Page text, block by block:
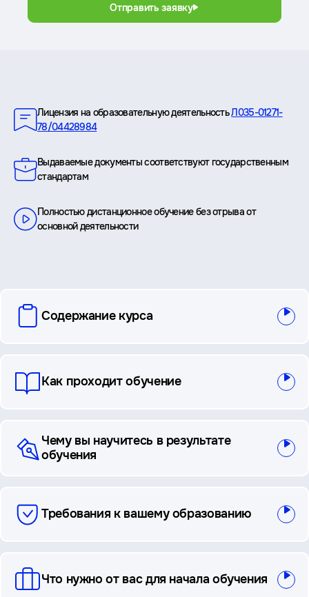
Отправить заявку
Лицензия на образовательную деятельностьЛ035-01271-
78/04428984
Выдаваемые документы соответствуют государственным
стандартам
Полностью дистанционное обучение без отрыва от
основной деятельности
вопросы
Содержание курса
Как проходит обучение
Чему вы научитесь в результате
обучения
Требования к вашему образованию
Что нужно от вас для начала обучения